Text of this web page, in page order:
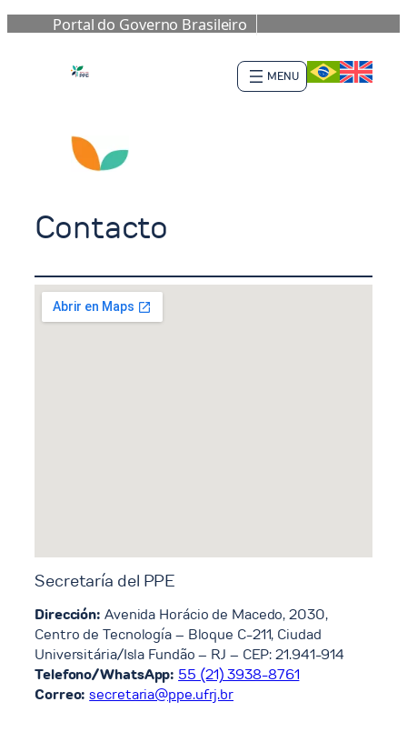
Portal do Governo Brasileiro
al
contenido
Contacto
Secretaría del PPE
Dirección: Avenida Horácio de Macedo, 2030,
Centro de Tecnología – Bloque C-211, Ciudad
Universitária/Isla Fundão – RJ – CEP: 21.941-914
Telefono/WhatsApp: 55 (21) 3938-8761
Correo: secretaria@ppe.ufrj.br